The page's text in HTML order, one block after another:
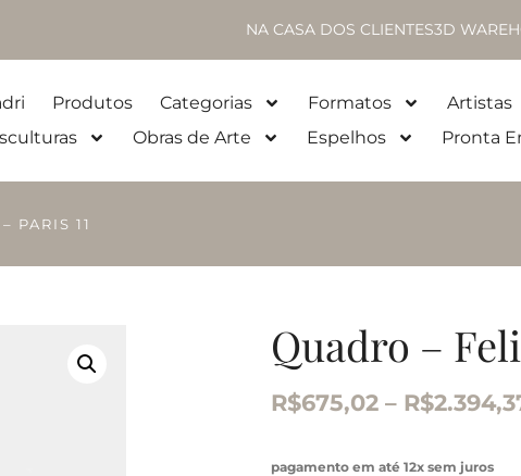
NA CASA DOS CLIENTES3D
Produtos Categorias Formatos Artistas
Obras de Arte Espelhos Pronta
PARIS 11
Quadro –
R$675,02 – R$
pagamento em até 12x sem juros